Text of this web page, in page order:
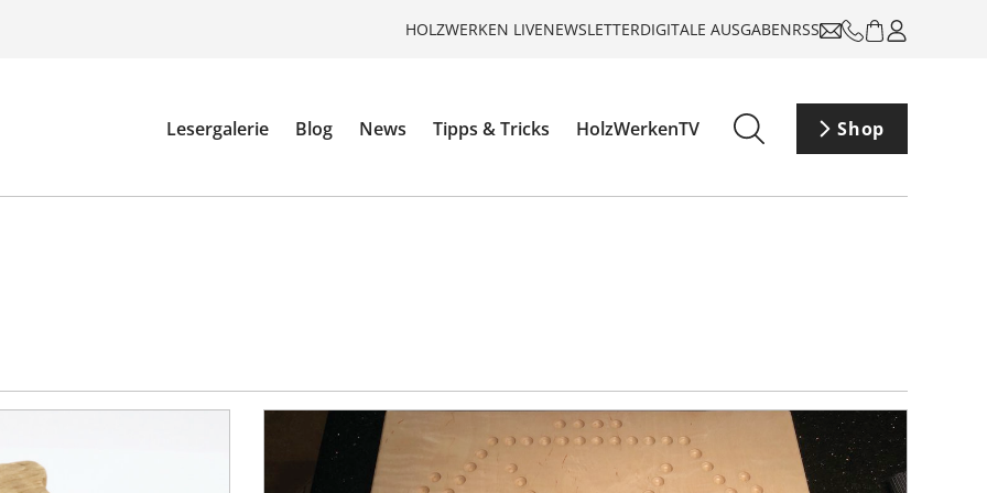
HOLZWERKEN LIVENEWSLETTERDIGITALE AUSGABENRSS
Lesergalerie Blog News Tipps & Tricks HolzWerkenTV Shop